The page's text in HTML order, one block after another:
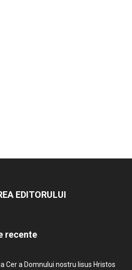
EDITORULUI
recente
Cer a Domnului nostru Iisus Hristos